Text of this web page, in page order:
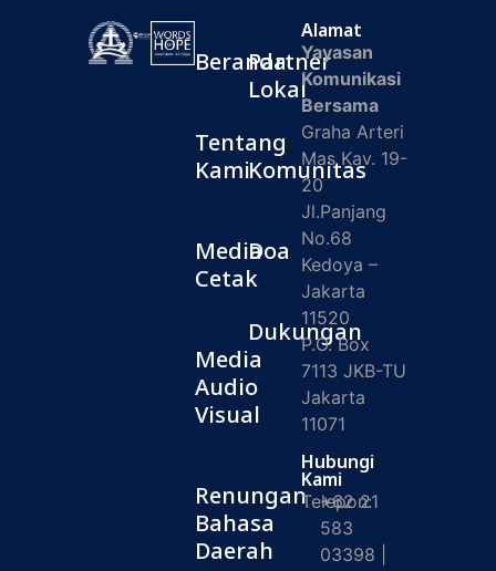
Beranda
Tentang
Kami
Media
Cetak
Media
Audio
Visual
Renungan
Bahasa
Daerah
Partner
Lokal
Komunitas
Doa
Dukungan
Alamat
Yayasan
Komunikasi
Bersama
Graha Arteri
Mas Kav. 19-
20
Jl.Panjang
No.68
Kedoya –
Jakarta
11520
P.O. Box
7113 JKB-TU
Jakarta
11071
Hubungi
Kami
Telepon:
+62 21
583
03398 |